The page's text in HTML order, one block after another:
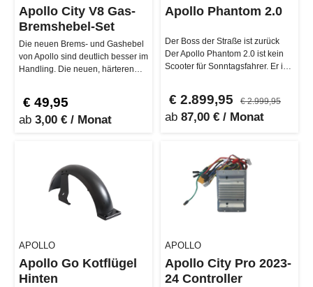
Apollo City V8 Gas-
Bremshebel-Set
Die neuen Brems- und Gashebel
von Apollo sind deutlich besser im
Handling. Die neuen, härteren
€ 49,95
ab 3,00 € / Monat
Apollo Phantom 2.0
Der Boss der Straße ist zurück
Der Apollo Phantom 2.0 ist kein
Scooter für Sonntagsfahrer. Er ist
€ 2.899,95 € 2.999,95
ab 87,00 € / Monat
APOLLO
Apollo Go Kotflügel
Hinten
APOLLO
Apollo City Pro 2023-
24 Controller